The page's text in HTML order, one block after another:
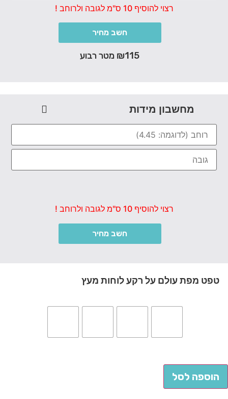
רצוי להוסיף 10 ס"מ לגובה ולרוחב !
חשב מחיר
₪115 מטר רבוע
מחשבון מידות
רצוי להוסיף 10 ס"מ לגובה ולרוחב !
חשב מחיר
טפט מפת עולם על רקע לוחות מעץ
הוספה לסל